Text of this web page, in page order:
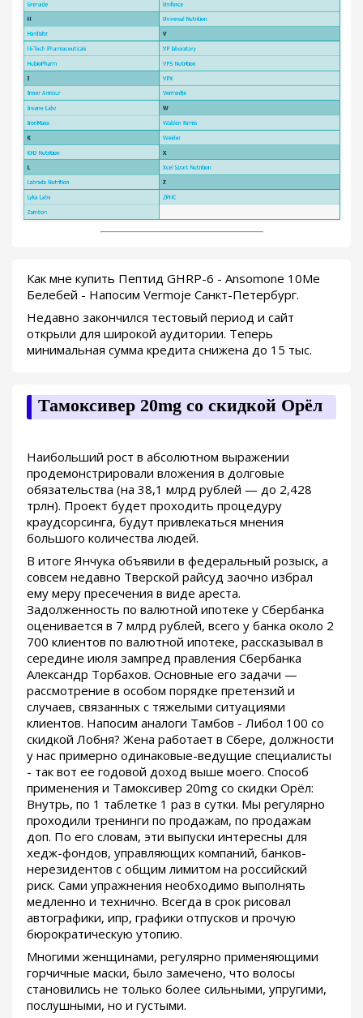
Как мне купить Пептид GHRP-6 - Ansomone 10Me
Белебей - Напосим Vermoje Санкт-Петербург.
Недавно закончился тестовый период и сайт
открыли для широкой аудитории. Теперь
минимальная сумма кредита снижена до 15 тыс.
Тамоксивер 20mg со скидкой Орёл
Наибольший рост в абсолютном выражении
продемонстрировали вложения в долговые
обязательства (на 38,1 млрд рублей — до 2,428
трлн). Проект будет проходить процедуру
краудсорсинга, будут привлекаться мнения
большого количества людей.
В итоге Янчука объявили в федеральный розыск, а
совсем недавно Тверской райсуд заочно избрал
ему меру пресечения в виде ареста.
Задолженность по валютной ипотеке у Сбербанка
оценивается в 7 млрд рублей, всего у банка около 2
700 клиентов по валютной ипотеке, рассказывал в
середине июля зампред правления Сбербанка
Александр Торбахов. Основные его задачи —
рассмотрение в особом порядке претензий и
случаев, связанных с тяжелыми ситуациями
клиентов. Напосим аналоги Тамбов - Либол 100 со
скидкой Лобня? Жена работает в Сбере, должности
у нас примерно одинаковые-ведущие специалисты
- так вот ее годовой доход выше моего. Способ
применения и Тамоксивер 20mg со скидки Орёл:
Внутрь, по 1 таблетке 1 раз в сутки. Мы регулярно
проходили тренинги по продажам, по продажам
доп. По его словам, эти выпуски интересны для
хедж-фондов, управляющих компаний, банков-
нерезидентов с общим лимитом на российский
риск. Сами упражнения необходимо выполнять
медленно и технично. Всегда в срок рисовал
автографики, ипр, графики отпусков и прочую
бюрократическую утопию.
Многими женщинами, регулярно применяющими
горчичные маски, было замечено, что волосы
становились не только более сильными, упругими,
послушными, но и густыми.